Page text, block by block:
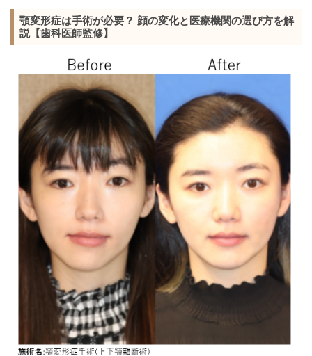
顎変形症は手術が必要？ 顔の変化と医療機関の選び方を解
説【歯科医師監修】